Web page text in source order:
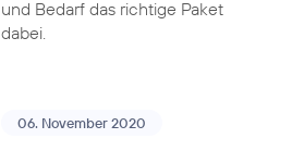
und Bedarf das richtige Paket
dabei.
06. November 2020